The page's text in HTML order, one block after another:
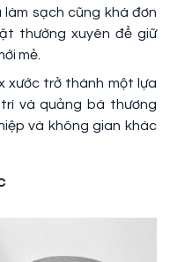
sạch cũng khá đơn
thường xuyên để giữ
mẻ.
xước trở thành một lựa
và quảng bá thương
và không gian khác